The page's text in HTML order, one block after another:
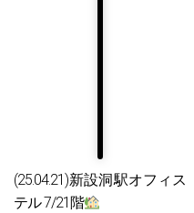
(25.04.21)新設洞駅オフィス
テル 7/21階